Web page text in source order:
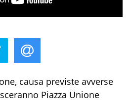
causa previste avverse
Piazza Unione